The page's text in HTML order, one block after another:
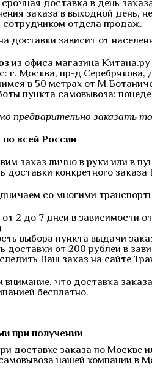
доставка в день
заказа в выходной день,
сотрудником отдела продаж.
доставки зависит от
из офиса магазина Китана.ру
г. Москва, пр-д Серебрякова,
в 50 метрах от
пункта самовывоза:
предварительно заказать
всей России
заказ лично в руки или в
доставки конкретного
со многими
2 до 7 дней в зависимости
выбора пункта выдачи
доставки от 200 рублей в
Ваш заказ на сайте
что доставка
бесплатно.
при получении
доставке заказа по Москве
нашей компании в